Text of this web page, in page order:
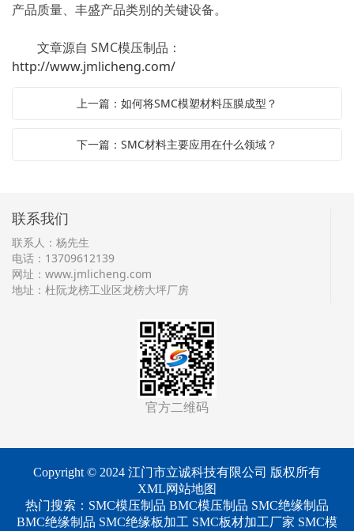
产品质量、丰盛产品类别的关键设备。
文章源自 SMC模压制品：
http://www.jmlicheng.com/
上一篇：如何将SMC模塑材料压膜成型？
下一篇：SMC材料主要应用在什么领域？
联系我们
联系人：杨先生
电话：13709612139
网址： www.jmlicheng.com
地址：杜阮龙榜工业区龙榜大坪厂房
官方二维码
Copyright © 2024 江门市立诚科技有限公司 版权所有
XML网站地图
热门搜索： SMC模压制品 BMC模压制品 SMC绝缘制品
BMC绝缘制品 SMC绝缘板加工 SMC板材加工厂家 SMC模